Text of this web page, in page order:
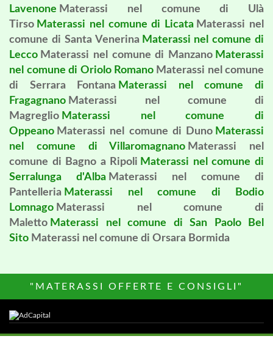
Lavenone Materassi nel comune di Ulà
Tirso Materassi nel comune di Licata Materassi nel
comune di Santa Venerina Materassi nel comune di
Lecco Materassi nel comune di Manzano Materassi
nel comune di Oriolo Romano Materassi nel comune
di Serrara Fontana Materassi nel comune di
Fragagnano Materassi nel comune di
Magreglio Materassi nel comune di
Oppeano Materassi nel comune di Duno Materassi
nel comune di Villaromagnano Materassi nel
comune di Bagno a Ripoli Materassi nel comune di
Serralunga d'Alba Materassi nel comune di
Pantelleria Materassi nel comune di Bodio
Lomnago Materassi nel comune di
Maletto Materassi nel comune di San Paolo Bel
Sito Materassi nel comune di Orsara Bormida
"MATERASSI OFFERTE E CONSIGLI"